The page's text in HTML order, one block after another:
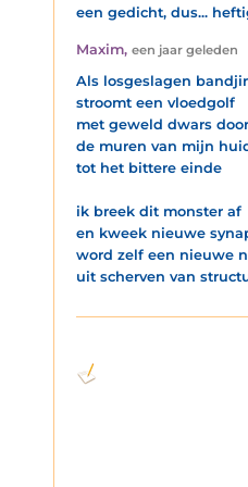
een gedicht, dus...
Maxim, een jaar geleden
Als losgeslagen bandjir
stroomt een vloedgolf
met geweld dwars door
de muren van mijn
tot het bittere einde
ik breek dit monster af
en kweek nieuwe
word zelf een nieuwe
uit scherven van